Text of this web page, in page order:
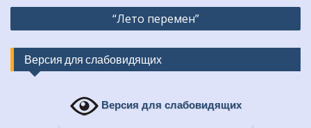
“Лето перемен”
Версия для слабовидящих
Версия для слабовидящих